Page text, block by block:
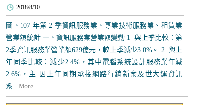
2018/8/10
圖、107 年第 2 季資訊服務業、專業技術服務業、租賃業
營業額統計 一、資訊服務業營業額變動 1. 與上季比較：第
2季資訊服務業營業額629億元，較上季減少3.0%。 2. 與上
年同季比較：減少2.4%，其中電腦系統設計服務業年減
2.6%，主 因上年同期承接網路行銷新案及世大運資訊
系...More